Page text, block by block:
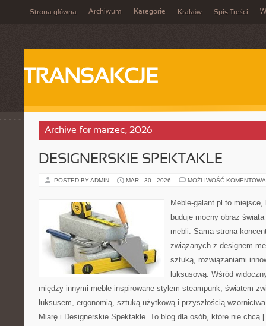
Strona główna Archiwum Kategorie Kraków Spis Treści
TRANSAKCJE
Archive for marzec, 2026
DESIGNERSKIE SPEKTAKLE
POSTED BY ADMIN MAR - 30 - 2026 MOŻLIWOŚĆ
Meble-galant.pl to
buduje mocny obraz
mebli. Sama strona
związanych z designem
sztuką, rozwiązaniami
luksusową. Wśród
między innymi meble inspirowane stylem steampunk, światem
luksusem, ergonomią, sztuką użytkową i przyszłością
Miarę i Designerskie Spektakle. To blog dla osób, które nie chcą